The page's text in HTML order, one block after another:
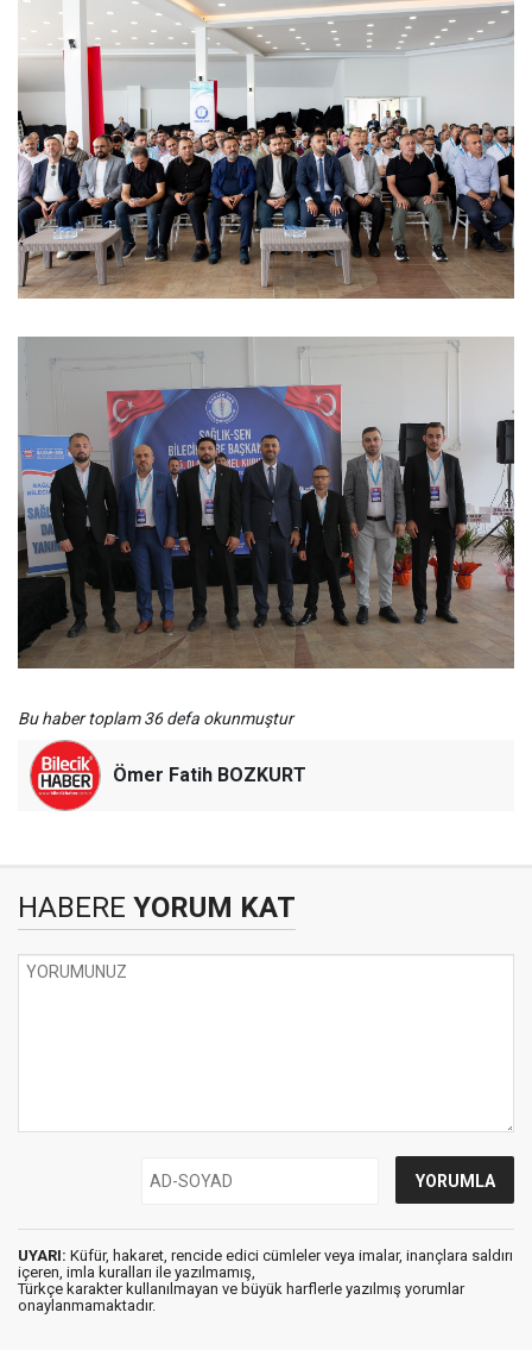
Bu haber toplam 36 defa okunmuştur
Ömer Fatih BOZKURT
HABERE YORUM KAT
UYARI: Küfür, hakaret, rencide edici cümleler veya imalar, inançlara saldırı
içeren, imla kuralları ile yazılmamış,
Türkçe karakter kullanılmayan ve büyük harflerle yazılmış yorumlar
onaylanmamaktadır.